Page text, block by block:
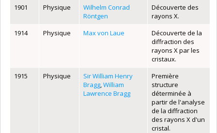
1901
Physique
Wilhelm Conrad
Röntgen
Découverte des
rayons X.
1914
Physique Max von Laue
Découverte de la
diffraction des
rayons X par les
cristaux.
1915
Physique
Sir William Henry
Bragg,William
Lawrence Bragg
Première
structure
déterminée à
partir de l'analyse
de la diffraction
des rayons X d'un
cristal.